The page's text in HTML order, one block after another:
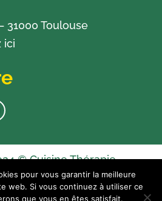
31000 Toulouse
ici
© Cuisine Thérapie
du site
pour vous garantir la meilleure
web. Si vous continuez à utiliser ce
que vous en êtes satisfait.